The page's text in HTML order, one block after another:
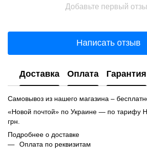
Добавьте первый
Написать отзыв
Доставка Оплата Гарантия
Самовывоз из нашего магазина –
«Новой почтой» по Украине — по тарифу
грн.
Подробнее о доставке
Оплата по реквизитам